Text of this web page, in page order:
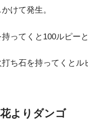
けて発生。
ってくと100ルピー
ち石を持ってくとル
よりダンゴ